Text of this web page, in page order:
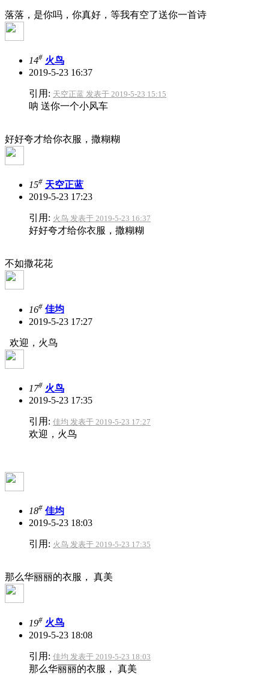
落落，是你吗，你真好，等我有空了送你一首诗
14# 火鸟
2019-5-23 16:37
引用: 天空正蓝 发表于 2019-5-23 15:15
呐 送你一个小风车
好好夸才给你衣服，撒糊糊
15# 天空正蓝
2019-5-23 17:23
引用: 火鸟 发表于 2019-5-23 16:37
好好夸才给你衣服，撒糊糊
不如撒花花
16# 佳均
2019-5-23 17:27
欢迎，火鸟
17# 火鸟
2019-5-23 17:35
引用: 佳均 发表于 2019-5-23 17:27
欢迎，火鸟
18# 佳均
2019-5-23 18:03
引用: 火鸟 发表于 2019-5-23 17:35
那么华丽丽的衣服， 真美
19# 火鸟
2019-5-23 18:08
引用: 佳均 发表于 2019-5-23 18:03
那么华丽丽的衣服， 真美